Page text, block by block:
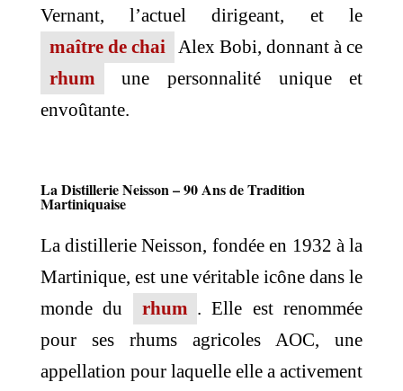
Vernant, l’actuel dirigeant, et le
maître de chai Alex Bobi, donnant à ce
rhum
une personnalité unique et
envoûtante.
La Distillerie Neisson – 90 Ans de Tradition
Martiniquaise
La distillerie Neisson, fondée en 1932 à la
Martinique, est une véritable icône dans le
monde du
rhum . Elle est renommée
pour ses rhums agricoles AOC, une
appellation pour laquelle elle a activement